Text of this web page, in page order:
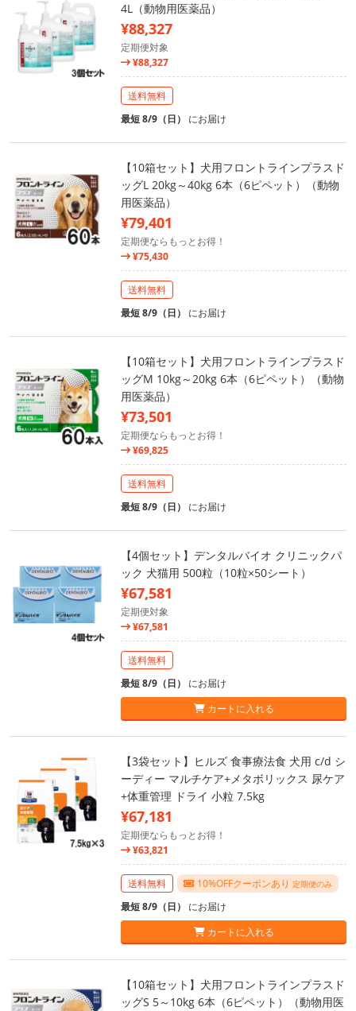
4L（動物用医薬品）
¥88,327
定期便対象
¥88,327
送料無料
最短 8/9（日） にお届け
【10箱セット】犬用フロントラインプラスド
ッグL 20kg～40kg 6本（6ピペット）（動物
用医薬品）
¥79,401
定期便ならもっとお得！
¥75,430
送料無料
最短 8/9（日） にお届け
【10箱セット】犬用フロントラインプラスド
ッグM 10kg～20kg 6本（6ピペット）（動物
用医薬品）
¥73,501
定期便ならもっとお得！
¥69,825
送料無料
最短 8/9（日） にお届け
【4個セット】デンタルバイオ クリニックパ
ック 犬猫用 500粒（10粒×50シート）
¥67,581
定期便対象
¥67,581
送料無料
最短 8/9（日） にお届け
カートに入れる
【3袋セット】ヒルズ 食事療法食 犬用 c/d シ
ーディー マルチケア+メタボリックス 尿ケア
+体重管理 ドライ 小粒 7.5kg
¥67,181
定期便ならもっとお得！
¥63,821
送料無料 10%OFFクーポンあり 定期便のみ
最短 8/9（日） にお届け
カートに入れる
【10箱セット】犬用フロントラインプラスド
ッグS 5～10kg 6本（6ピペット）（動物用医